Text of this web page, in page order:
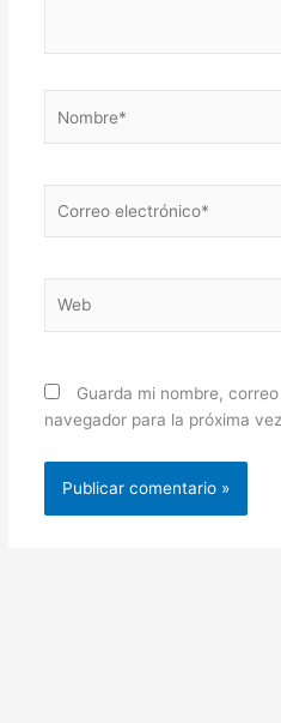
electrónico*
Guarda mi nombre,
navegador para la próxima